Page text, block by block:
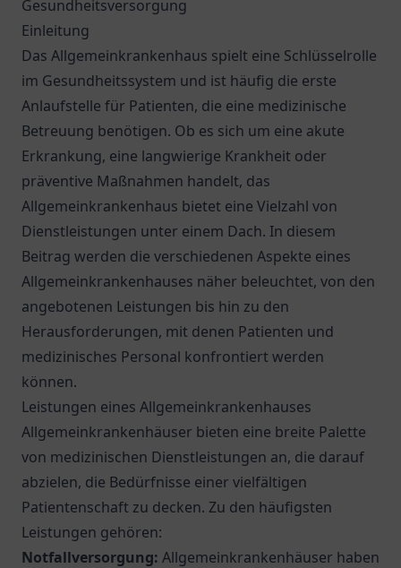
Gesundheitsversorgung
Einleitung
Das Allgemeinkrankenhaus spielt eine Schlüsselrolle
im Gesundheitssystem und ist häufig die erste
Anlaufstelle für Patienten, die eine medizinische
Betreuung benötigen. Ob es sich um eine akute
Erkrankung, eine langwierige Krankheit oder
präventive Maßnahmen handelt, das
Allgemeinkrankenhaus bietet eine Vielzahl von
Dienstleistungen unter einem Dach. In diesem
Beitrag werden die verschiedenen Aspekte eines
Allgemeinkrankenhauses näher beleuchtet, von den
angebotenen Leistungen bis hin zu den
Herausforderungen, mit denen Patienten und
medizinisches Personal konfrontiert werden
können.
Leistungen eines Allgemeinkrankenhauses
Allgemeinkrankenhäuser bieten eine breite Palette
von medizinischen Dienstleistungen an, die darauf
abzielen, die Bedürfnisse einer vielfältigen
Patientenschaft zu decken. Zu den häufigsten
Leistungen gehören:
Notfallversorgung: Allgemeinkrankenhäuser haben